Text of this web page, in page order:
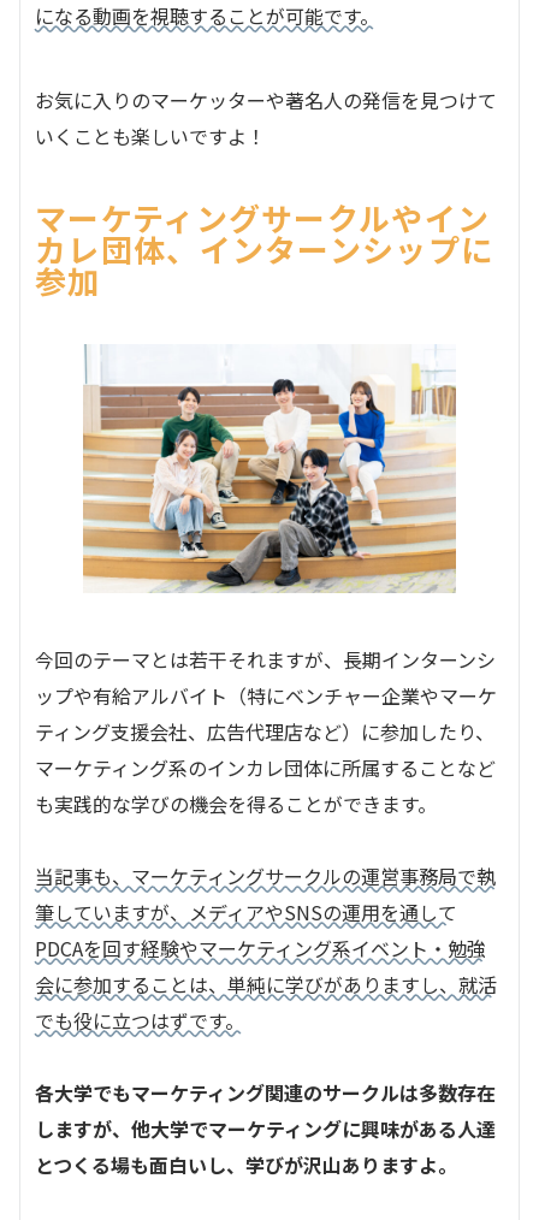
になる動画を視聴することが可能です。
お気に入りのマーケッターや著名人の発信を見つけて
いくことも楽しいですよ！
マーケティングサークルやイン
カレ団体、インターンシップに
参加
今回のテーマとは若干それますが、長期インターンシ
ップや有給アルバイト（特にベンチャー企業やマーケ
ティング支援会社、広告代理店など）に参加したり、
マーケティング系のインカレ団体に所属することなど
も実践的な学びの機会を得ることができます。
当記事も、マーケティングサークルの運営事務局で執
筆していますが、メディアやSNSの運用を通して
PDCAを回す経験やマーケティング系イベント・勉強
会に参加することは、単純に学びがありますし、就活
でも役に立つはずです。
各大学でもマーケティング関連のサークルは多数存在
しますが、他大学でマーケティングに興味がある人達
とつくる場も面白いし、学びが沢山ありますよ。